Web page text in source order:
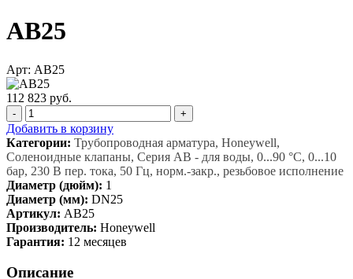
AB25
Арт: AB25
112 823 руб.
- +
Добавить в корзину
Категории: Трубопроводная арматура, Honeywell,
Соленоидные клапаны, Серия AB - для воды, 0...90 °С, 0...10
бар, 230 В пер. тока, 50 Гц, норм.-закр., резьбовое исполнение
Диаметр (дюйм): 1
Диаметр (мм): DN25
Артикул: AB25
Производитель: Honeywell
Гарантия: 12 месяцев
Описание